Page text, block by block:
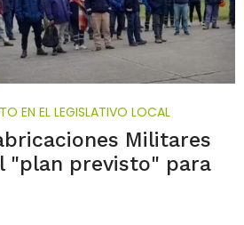
EN EL LEGISLATIVO LOCAL
Militares
"plan previsto" para